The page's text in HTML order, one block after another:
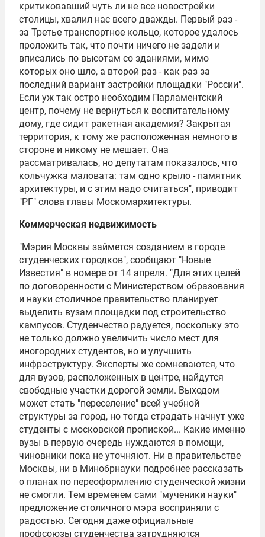
критиковавший чуть ли не все новостройки
столицы, хвалил нас всего дважды. Первый раз -
за Третье транспортное кольцо, которое удалось
проложить так, что почти ничего не задели и
вписались по высотам со зданиями, мимо
которых оно шло, а второй раз - как раз за
последний вариант застройки площадки "России".
Если уж так остро необходим Парламентский
центр, почему не вернуться к воспитательному
дому, где сидит ракетная академия? Закрытая
территория, к тому же расположенная немного в
стороне и никому не мешает. Она
рассматривалась, но депутатам показалось, что
кольчужка маловата: там одно крыло - памятник
архитектуры, и с этим надо считаться", приводит
"РГ" слова главы Москомархитектуры.
Коммерческая недвижимость
"Мэрия Москвы займется созданием в городе
студенческих городков", сообщают "Новые
Известия" в номере от 14 апреля. "Для этих целей
по договоренности с Министерством образования
и науки столичное правительство планирует
выделить вузам площадки под строительство
кампусов. Студенчество радуется, поскольку это
не только должно увеличить число мест для
иногородних студентов, но и улучшить
инфраструктуру. Эксперты же сомневаются, что
для вузов, расположенных в центре, найдутся
свободные участки дорогой земли. Выходом
может стать "переселение" всей учебной
структуры за город, но тогда страдать начнут уже
студенты с московской пропиской... Какие именно
вузы в первую очередь нуждаются в помощи,
чиновники пока не уточняют. Ни в правительстве
Москвы, ни в Минобрнауки подробнее рассказать
о планах по переоформлению студенческой жизни
не смогли. Тем временем сами "мученики науки"
предложение столичного мэра восприняли с
радостью. Сегодня даже официальные
профсоюзы студенчества затрудняются